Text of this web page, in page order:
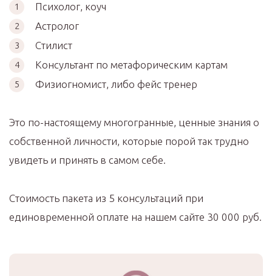
Психолог, коуч
Астролог
Стилист
Консультант по метафорическим картам
Физиогномист, либо фейс тренер
Это по-настоящему многогранные, ценные знания о
собственной личности, которые порой так трудно
увидеть и принять в самом себе.
Стоимость пакета из 5 консультаций при
единовременной оплате на нашем сайте 30 000 руб.